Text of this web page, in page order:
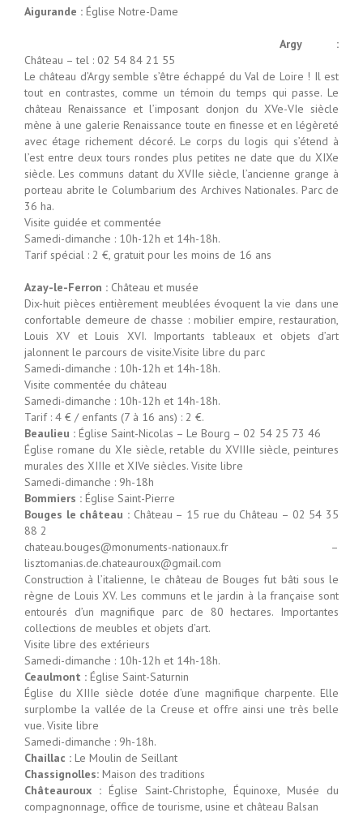
Aigurande : Église Notre-Dame
Argy :
Château – tel : 02 54 84 21 55
Le château d’Argy semble s’être échappé du Val de Loire ! Il est
tout en contrastes, comme un témoin du temps qui passe. Le
château Renaissance et l’imposant donjon du XVe-VIe siècle
mène à une galerie Renaissance toute en finesse et en légèreté
avec étage richement décoré. Le corps du logis qui s’étend à
l’est entre deux tours rondes plus petites ne date que du XIXe
siècle. Les communs datant du XVIIe siècle, l’ancienne grange à
porteau abrite le Columbarium des Archives Nationales. Parc de
36 ha.
Visite guidée et commentée
Samedi-dimanche : 10h-12h et 14h-18h.
Tarif spécial : 2 €, gratuit pour les moins de 16 ans
Azay-le-Ferron : Château et musée
Dix-huit pièces entièrement meublées évoquent la vie dans une
confortable demeure de chasse : mobilier empire, restauration,
Louis XV et Louis XVI. Importants tableaux et objets d’art
jalonnent le parcours de visite.Visite libre du parc
Samedi-dimanche : 10h-12h et 14h-18h.
Visite commentée du château
Samedi-dimanche : 10h-12h et 14h-18h.
Tarif : 4 € / enfants (7 à 16 ans) : 2 €.
Beaulieu : Église Saint-Nicolas – Le Bourg – 02 54 25 73 46
Église romane du XIe siècle, retable du XVIIIe siècle, peintures
murales des XIIIe et XIVe siècles. Visite libre
Samedi-dimanche : 9h-18h
Bommiers : Église Saint-Pierre
Bouges le château : Château – 15 rue du Château – 02 54 35
88 2
chateau.bouges@monuments-nationaux.fr –
lisztomanias.de.chateauroux@gmail.com
Construction à l’italienne, le château de Bouges fut bâti sous le
règne de Louis XV. Les communs et le jardin à la française sont
entourés d’un magnifique parc de 80 hectares. Importantes
collections de meubles et objets d’art.
Visite libre des extérieurs
Samedi-dimanche : 10h-12h et 14h-18h.
Ceaulmont : Église Saint-Saturnin
Église du XIIIe siècle dotée d’une magnifique charpente. Elle
surplombe la vallée de la Creuse et offre ainsi une très belle
vue. Visite libre
Samedi-dimanche : 9h-18h.
Chaillac : Le Moulin de Seillant
Chassignolles: Maison des traditions
Châteauroux : Église Saint-Christophe, Équinoxe, Musée du
compagnonnage, office de tourisme, usine et château Balsan